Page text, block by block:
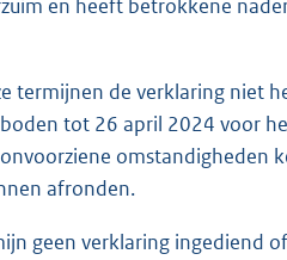
en heeft betrokkene
de verklaring niet
tot 26 april 2024 voor
omstandigheden
afronden.
geen verklaring ingediend